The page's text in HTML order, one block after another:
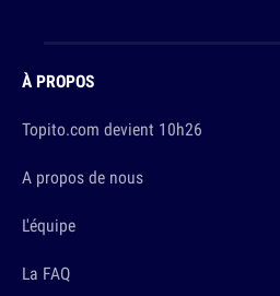
À PROPOS
Topito.com devient 10h26
A propos de nous
L'équipe
La FAQ